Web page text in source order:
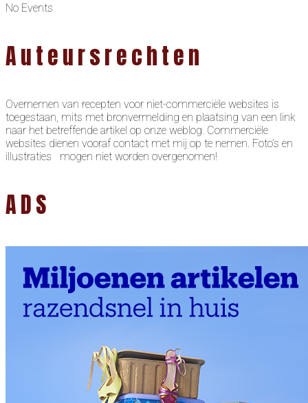
No Events
Auteursrechten
Overnemen van recepten voor niet-commerciële websites is
toegestaan, mits met bronvermelding en plaatsing van een link
naar het betreffende artikel op onze weblog. Commerciële
websites dienen vooraf contact met mij op te nemen. Foto’s en
illustraties mogen niet worden overgenomen!
ADS